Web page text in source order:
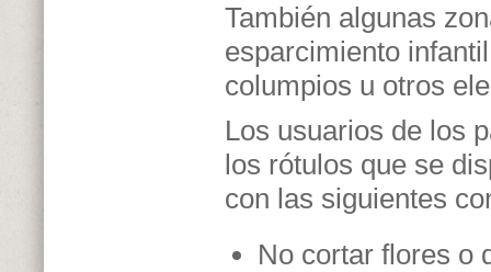
También algunas
esparcimiento
columpios u otros
Los usuarios de los
los rótulos que se
con las siguientes
No cortar flores o